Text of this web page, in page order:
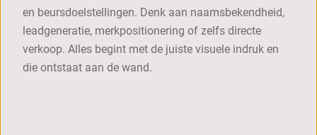
en beursdoelstellingen. Denk aan naamsbekendheid,
leadgeneratie, merkpositionering of zelfs directe
verkoop. Alles begint met de juiste visuele indruk en
die ontstaat aan de wand.